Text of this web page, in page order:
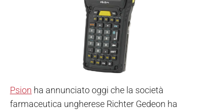
Psion ha annunciato oggi che la società
farmaceutica ungherese Richter Gedeon ha